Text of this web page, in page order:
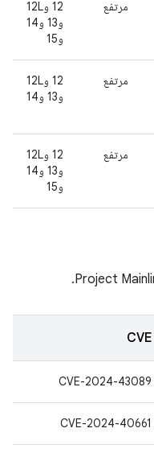
مرتفع
‫12 و12L
و13 و14
و15
مرتفع
‫12 و12L
و13 و14
مرتفع
‫12 و12L
و13 و14
و15
CVE
CVE-2024-43089
CVE-2024-40661